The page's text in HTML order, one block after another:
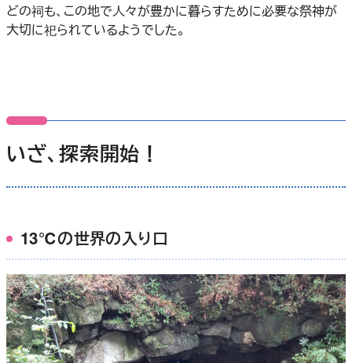
どの祠も、この地で人々が豊かに暮らすために必要な祭神が
大切に祀られているようでした。
いざ、探索開始！
13℃の世界の入り口